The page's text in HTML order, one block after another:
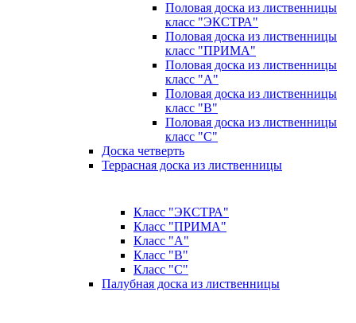
Половая доска из лиственницы
класс "ЭКСТРА"
Половая доска из лиственницы
класс "ПРИМА"
Половая доска из лиственницы
класс "А"
Половая доска из лиственницы
класс "B"
Половая доска из лиственницы
класс "C"
Доска четверть
Террасная доска из лиственницы
Класс "ЭКСТРА"
Класс "ПРИМА"
Класс "А"
Класс "B"
Класс "C"
Палубная доска из лиственницы